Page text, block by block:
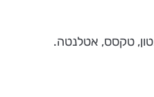
טקסס, אטלנטה.